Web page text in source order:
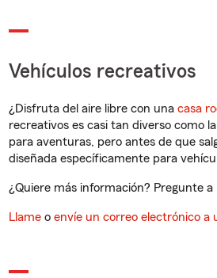
Vehículos recreativos
¿Disfruta del aire libre con una casa
recreativos es casi tan diverso como
para aventuras, pero antes de que
diseñada específicamente para
¿Quiere más información? Pregunte
Llame o envíe un correo electrónico a